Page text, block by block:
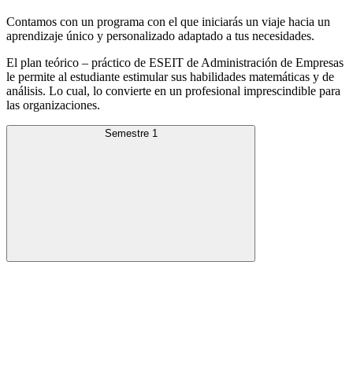
Contamos con un programa con el que iniciarás un viaje hacia un
aprendizaje único y personalizado adaptado a tus necesidades.
El plan teórico – práctico de ESEIT de Administración de Empresas
le permite al estudiante estimular sus habilidades matemáticas y de
análisis. Lo cual, lo convierte en un profesional imprescindible para
las organizaciones.
Semestre 1